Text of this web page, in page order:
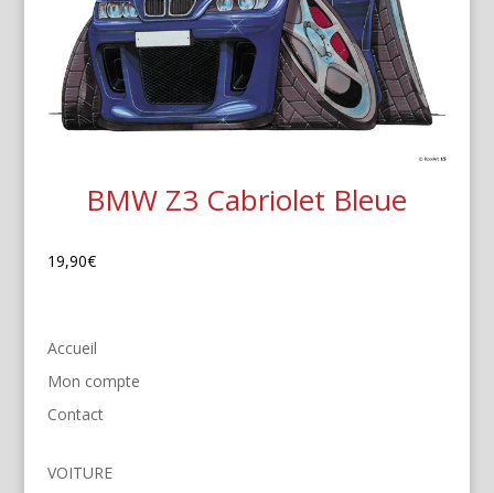
BMW Z3 Cabriolet Bleue
19,90€
Accueil
Mon compte
Contact
VOITURE